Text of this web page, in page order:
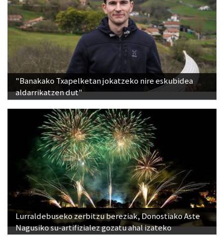
"Banakako Txapelketan jokatzeko nire eskubidea
aldarrikatzen dut"
Lurraldebuseko zerbitzu bereziak, Donostiako Aste
Nagusiko su-artifizialez gozatu ahal izateko